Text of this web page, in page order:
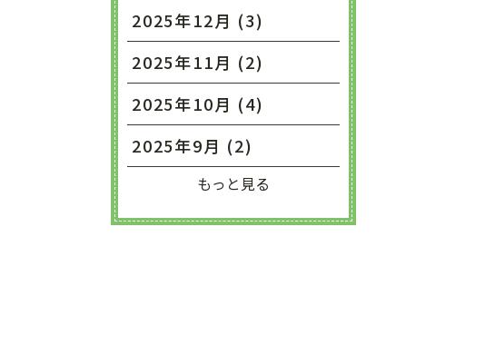
2025年12月 (3)
2025年11月 (2)
2025年10月 (4)
2025年9月 (2)
もっと見る